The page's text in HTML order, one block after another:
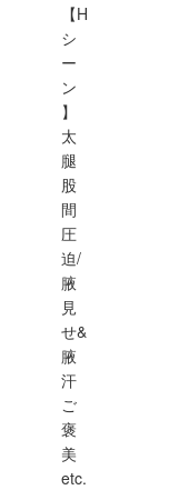
【H
シ
ー
ン
】
太
腿
股
間
圧
迫/
腋
見
せ&
腋
汗
ご
褒
美
etc.